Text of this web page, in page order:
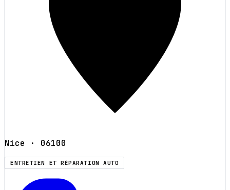
Nice · 06100
ENTRETIEN ET RÉPARATION AUTO